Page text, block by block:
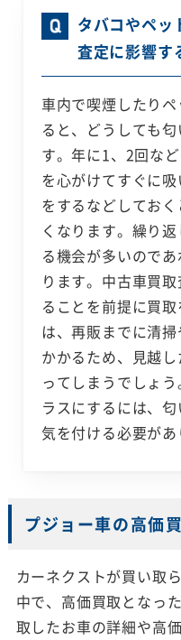
タバコやペッ
査定に影響す
車内で喫煙したり
ると、どうしても
す。年に1、2回な
を心がけてすぐに
をするなどしてお
くなります。繰り
る機会が多いので
ります。中古車買
ることを前提に買
は、再販までに清
かかるため、見越
ってしまうでしょ
ラスにするには、
気を付ける必要があ
プジョー車の高価
カーネクストが買い取
中で、高価買取となっ
取したお車の詳細や高